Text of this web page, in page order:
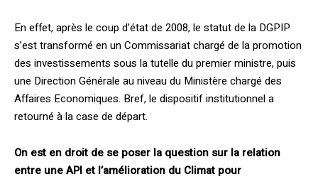
En effet, après le coup d’état de 2008, le statut de la DGPIP
s’est transformé en un Commissariat chargé de la promotion
des investissements sous la tutelle du premier ministre, puis
une Direction Générale au niveau du Ministère chargé des
Affaires Economiques. Bref, le dispositif institutionnel a
retourné à la case de départ.
On est en droit de se poser la question sur la relation
entre une API et l’amélioration du Climat pour